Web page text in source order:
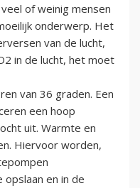
of weinig mensen
onderwerp. Het
van de lucht,
in de lucht, het moet
van 36 graden. Een
een hoop
uit. Warmte en
Hiervoor worden,
en in de